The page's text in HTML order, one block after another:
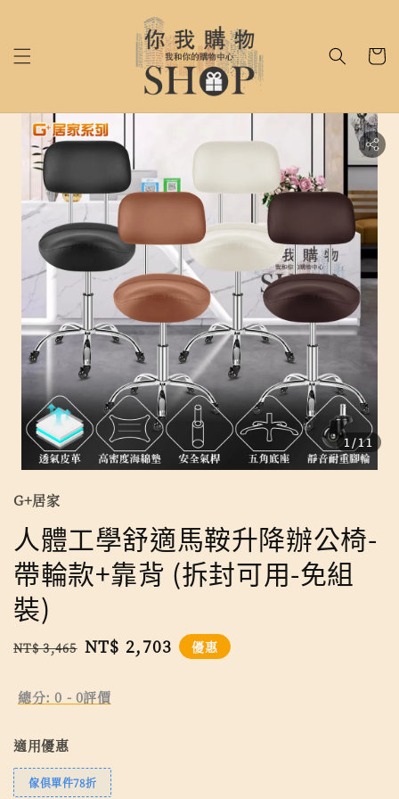
1 /11
G+居家
人體工學舒適馬鞍升降辦公椅-
帶輪款+靠背 (拆封可用-免組
裝)
Regular
NT$ 3,465 Sale
NT$ 2,703 優惠
總分:0 - 0評價
適用優惠
傢俱單件78折